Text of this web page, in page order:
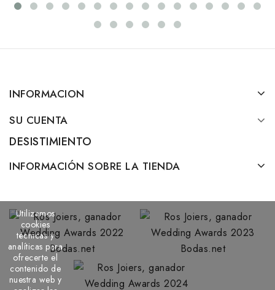
INFORMACION
SU CUENTA
DESISTIMIENTO
INFORMACIÓN SOBRE LA TIENDA
Utilizamos
cookies
técnicas y
analíticas para
ofrecerte el
contenido de
nuestra web y